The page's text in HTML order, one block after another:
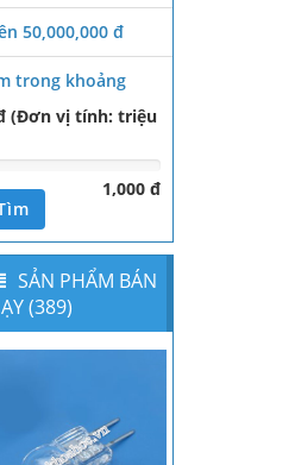
50,000,000 đ
trong khoảng
(Đơn vị tính: triệu
1,000 đ
SẢN PHẨM BÁN
(389)